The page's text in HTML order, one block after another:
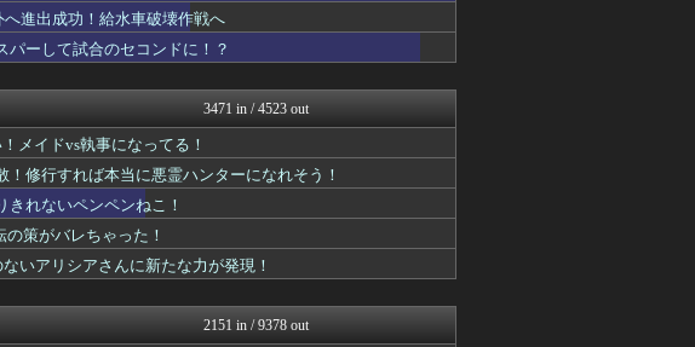
ぴこ速(〃'∇'〃)？
ああ言えばForYou
コンテンツ・声優 | ラブ...
べきだ...
アニはつ -アニメ発信場-
よくないので...
ガンダムブログ（情報戦仕様...
異世界転生まとめ速報
コンテンツ・声優 | ラブ...
ああ言えばForYou
漫画まとめ速報
？
最強ジャンプ放送局
進出成功！給水車破壊作戦へ
パーして試合のセコンドに！？
3471 in / 4523 out
メイドvs執事になってる！
修行すれば本当に悪霊ハンターになれそう！
れないペンペンねこ！
策がバレちゃった！
いアリシアさんに新たな力が発現！
2151 in / 9378 out